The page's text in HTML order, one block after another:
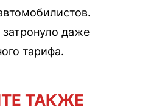
даже
тарифа.
ТАКЖЕ